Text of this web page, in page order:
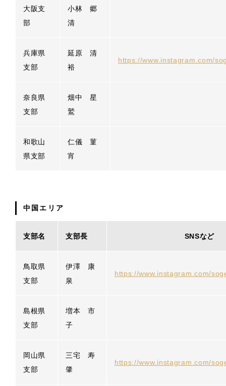
大阪支
部
小林 郷
清
兵庫県
支部
延原 清
裕
https://www.instagram.com/
奈良県
支部
畑中 星
鷲
和歌山
県支部
仁儀 菫
宵
中国エリア
支部名 支部長 SNSなど
鳥取県
支部
伊澤 康
泉
https://www.instagram.com/
島根県
支部
増本 市
子
岡山県
支部
三宅 寿
肇
https://www.instagram.com/